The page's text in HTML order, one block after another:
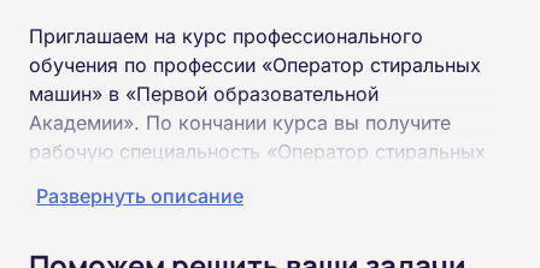
Приглашаем на курс профессионального
обучения по профессии «Оператор стиральных
машин» в «Первой образовательной
Академии». По кончании курса вы получите
рабочую специальность «Оператор стиральных
Развернуть описание